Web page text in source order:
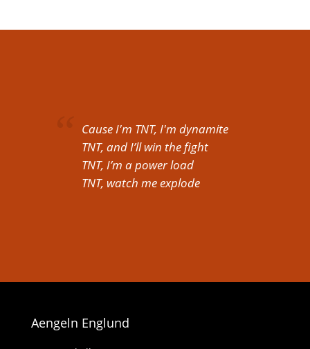
Cause I'm TNT, I'm dynamite
TNT, and I’ll win the fight
TNT, I’m a power load
TNT, watch me explode
Aengeln Englund